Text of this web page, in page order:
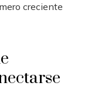
creciente